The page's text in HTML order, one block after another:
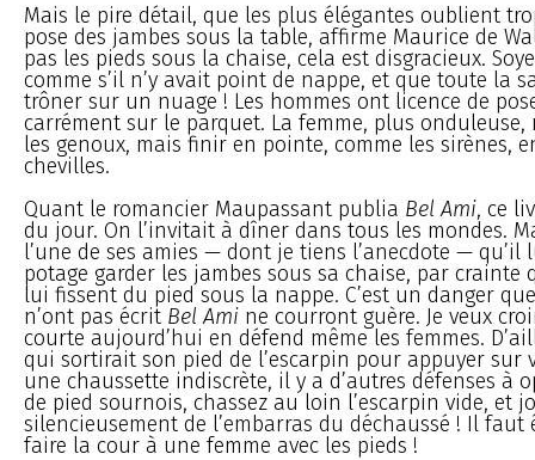
Mais le pire détail, que les plus élégantes oublient
pose des jambes sous la table, affirme Maurice de
pas les pieds sous la chaise, cela est disgracieux.
comme s’il n’y avait point de nappe, et que toute la
trôner sur un nuage ! Les hommes ont licence de
carrément sur le parquet. La femme, plus
les genoux, mais finir en pointe, comme les sirènes,
chevilles.
Quant le romancier Maupassant publia Bel Ami, ce
du jour. On l’invitait à dîner dans tous les mondes.
l’une de ses amies — dont je tiens l’anecdote —
potage garder les jambes sous sa chaise, par crainte
lui fissent du pied sous la nappe. C’est un danger
n’ont pas écrit Bel Ami ne courront guère. Je veux
courte aujourd’hui en défend même les femmes.
qui sortirait son pied de l’escarpin pour appuyer sur
une chaussette indiscrète, il y a d’autres défenses à
de pied sournois, chassez au loin l’escarpin vide, et
silencieusement de l’embarras du déchaussé ! Il
faire la cour à une femme avec les pieds !